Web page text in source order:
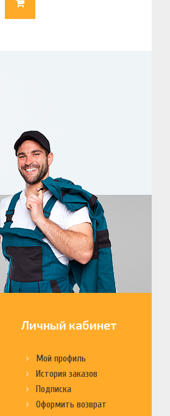
Личный кабинет
Мой профиль
История заказов
Подписка
Оформить возврат